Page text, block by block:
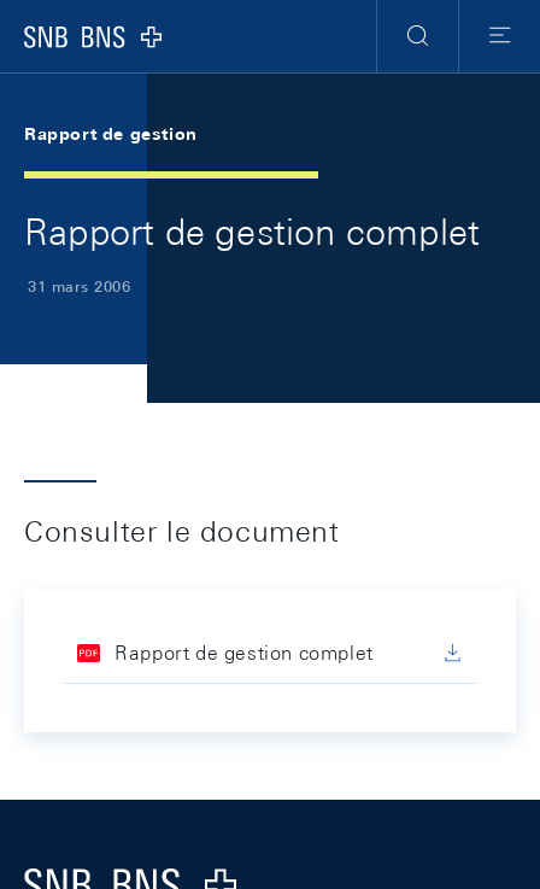
Logo
RechercheMenu
Rapport de gestion
Rapport de gestion complet
31 mars 2006
Consulter le document
Rapport de gestion complet
Logo